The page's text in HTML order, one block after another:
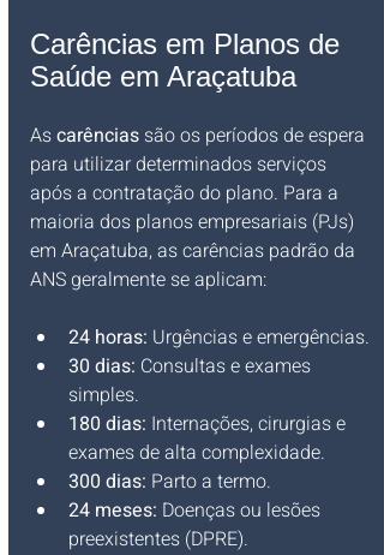
Carências em Planos de
Saúde em Araçatuba
As carências são os períodos de espera
para utilizar determinados serviços
após a contratação do plano. Para a
maioria dos planos empresariais (PJs)
em Araçatuba, as carências padrão da
ANS geralmente se aplicam:
24 horas: Urgências e emergências.
30 dias: Consultas e exames
simples.
180 dias: Internações, cirurgias e
exames de alta complexidade.
300 dias: Parto a termo.
24 meses: Doenças ou lesões
preexistentes (DPRE).